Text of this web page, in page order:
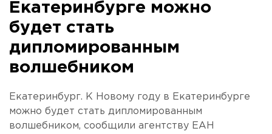
Екатеринбурге можно
будет стать
дипломированным
волшебником
Екатеринбург. К Новому году в Екатеринбурге
можно будет стать дипломированным
волшебником, сообщили агентству ЕАН